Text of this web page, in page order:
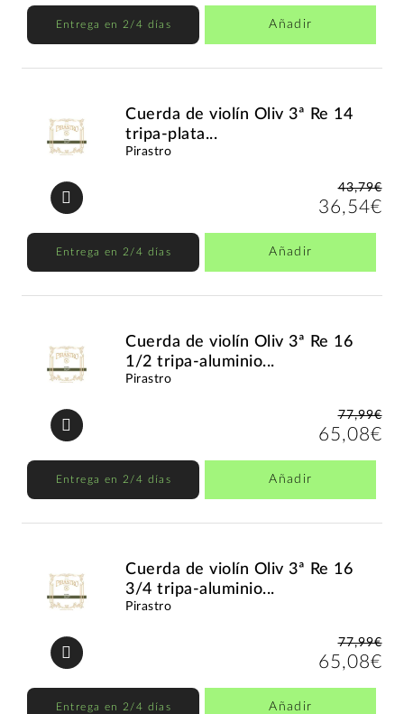
Entrega en 2/4 días Añadir
Cuerda de violín Oliv 3ª Re 14
tripa-plata...
Pirastro
43,79€
36,54€
Entrega en 2/4 días Añadir
Cuerda de violín Oliv 3ª Re 16
1/2 tripa-aluminio...
Pirastro
77,99€
65,08€
Entrega en 2/4 días Añadir
Cuerda de violín Oliv 3ª Re 16
3/4 tripa-aluminio...
Pirastro
77,99€
65,08€
Entrega en 2/4 días Añadir